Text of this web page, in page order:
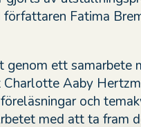
Fatima
ett samarbete
Aaby
och
med att ta fram